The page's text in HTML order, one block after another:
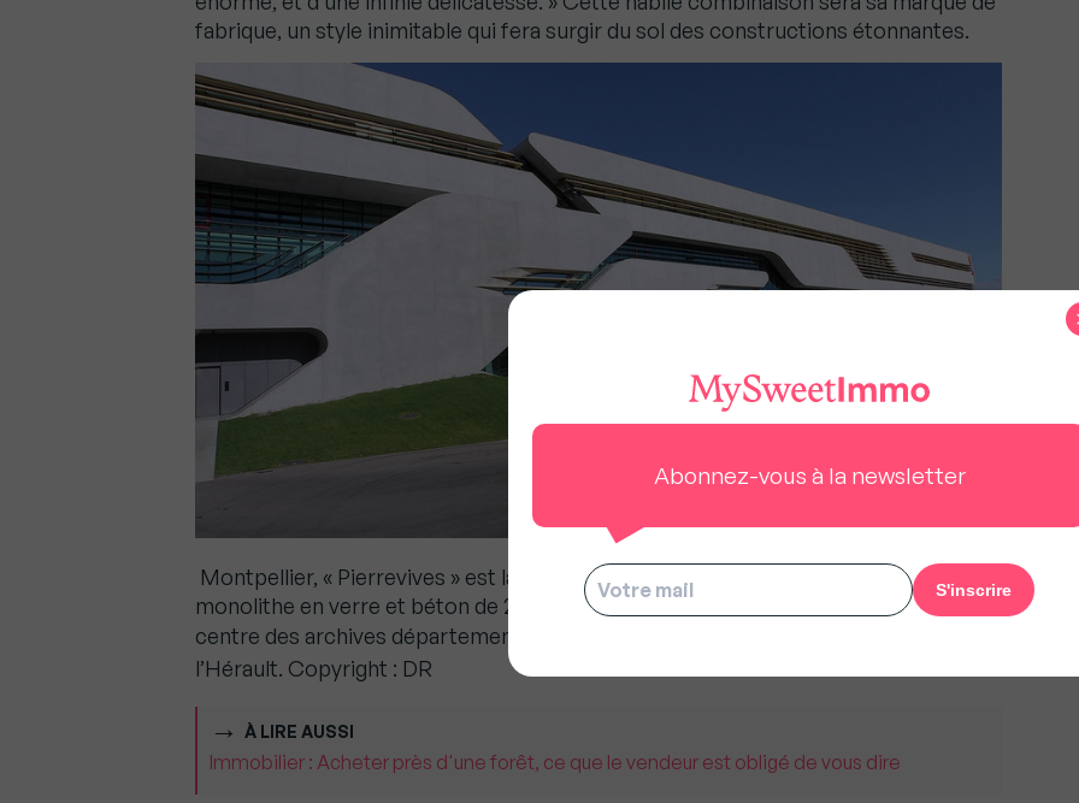
fabrique, un style inimitable qui fera surgir du sol des constructions étonnantes.
Montpellier, « Pierrevives » est la « cité des savoirs et du sport pour tous ». Son
monolithe en verre et béton de 200 mètres de long rassemble depuis 2012, le
centre des archives départementales, une médiathèque et l’office des Sp
l’Hérault. Copyright : DR
À LIRE AUSSI
Immobilier : Acheter près d'une forêt, ce que le vendeur est obligé de vous dire
Abonnez-vous à la newsletter